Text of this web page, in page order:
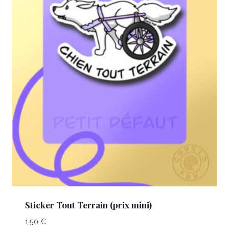
Sticker Tout Terrain (prix mini)
1,50 €